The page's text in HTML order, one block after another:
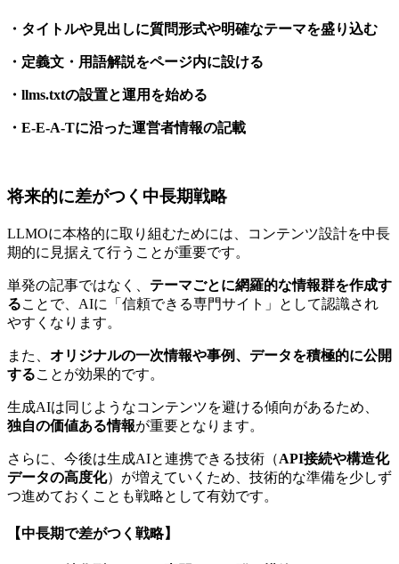
・タイトルや見出しに質問形式や明確なテーマを盛り込む
・定義文・用語解説をページ内に設ける
・llms.txtの設置と運用を始める
・E-E-A-Tに沿った運営者情報の記載
将来的に差がつく中長期戦略
LLMOに本格的に取り組むためには、コンテンツ設計を中長
期的に見据えて行うことが重要です。
単発の記事ではなく、 テーマごとに網羅的な情報群を作成す
ることで、AIに「信頼できる専門サイト」として認識され
やすくなります。
また、 オリジナルの一次情報や事例、データを積極的に公開
することが効果的です。
生成AIは同じようなコンテンツを避ける傾向があるため、
独自の価値ある情報が重要となります。
さらに、今後は生成AIと連携できる技術（API接続や構造化
データの高度化）が増えていくため、技術的な準備を少しず
つ進めておくことも戦略として有効です。
【中長期で差がつく戦略】